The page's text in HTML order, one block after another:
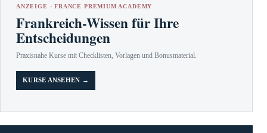
ANZEIGE · FRANCE PREMIUM ACADEMY
Frankreich-Wissen für Ihre
Entscheidungen
Praxisnahe Kurse mit Checklisten, Vorlagen und Bonusmaterial.
KURSE ANSEHEN →